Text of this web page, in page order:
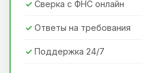
Сверка с ФНС онлайн
Ответы на требования
Поддержка 24/7